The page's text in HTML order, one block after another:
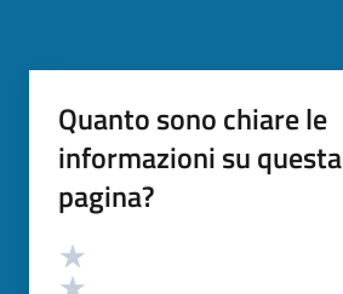
Quanto sono chiare le
informazioni su questa
pagina?
Valutazione